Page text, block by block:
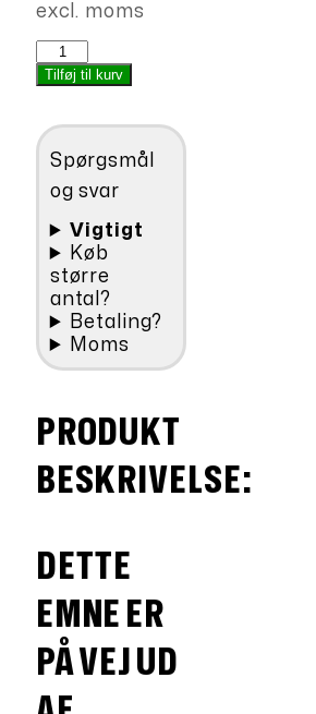
kr.108,00.
excl. moms
Puslespil
om
antal
Tilføj til kurv
Spørgsmål
og svar
Vigtigt
Køb
større
antal?
Betaling?
Moms
PRODUKT
BESKRIVELSE:
DETTE
EMNE ER
PÅ VEJ UD